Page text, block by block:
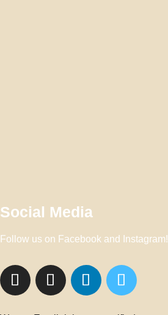
Social Media
Follow us on Facebook and Instagram!